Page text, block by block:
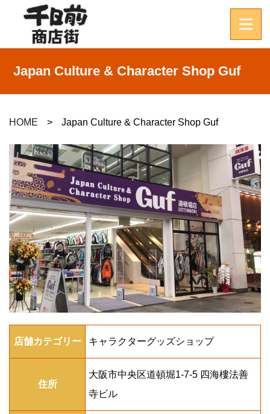
Japan Culture & Character Shop Guf
HOME Japan Culture & Character Shop Guf
店舗カテゴリー キャラクターグッズショップ
住所
大阪市中央区道頓堀1-7-5 四海樓法善
寺ビル